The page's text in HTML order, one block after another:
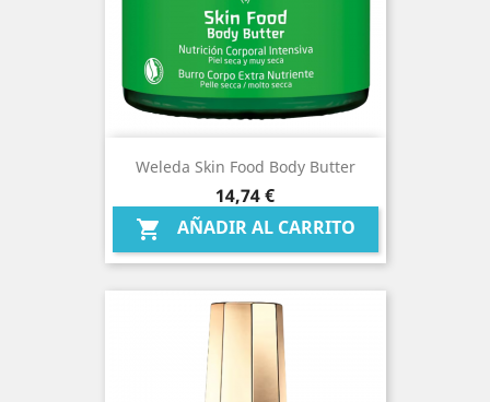
Weleda Skin Food Body Butter
Precio
14,74 €
 AÑADIR AL CARRITO